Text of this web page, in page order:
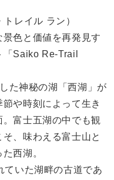
色と価値を再発見す
「Saiko Re-Trail
た神秘の湖「西湖」が
や時刻によって生き
富士五湖の中でも観
、味わえる富士山と
西湖。
ていた湖畔の古道であ